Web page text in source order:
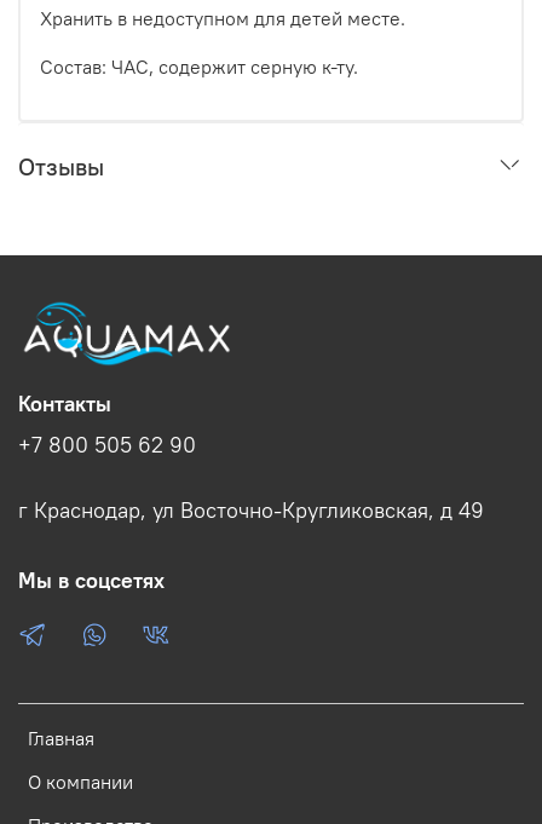
Хранить в недоступном для детей месте.
Состав: ЧАС, содержит серную к-ту.
Отзывы
Главная
О компании
Контакты
+7 800 505 62 90
г Краснодар, ул Восточно-Кругликовская, д 49
Мы в соцсетях